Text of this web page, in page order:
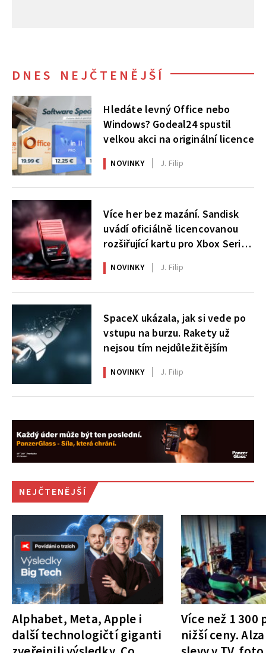
DNES NEJČTENĚJŠÍ
Hledáte levný Office nebo
Windows? Godeal24 spustil
velkou akci na originální licence
NOVINKY J. Filip
Více her bez mazání. Sandisk
uvádí oficiálně licencovanou
rozšiřující kartu pro Xbox Series
X|S
NOVINKY J. Filip
SpaceX ukázala, jak si vede po
vstupu na burzu. Rakety už
nejsou tím nejdůležitějším
NOVINKY J. Filip
NEJČTENĚJŠÍ
Alphabet, Meta, Apple i
další technologičtí giganti
Více než 1
nižší ceny.